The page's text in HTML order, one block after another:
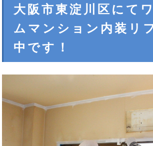
お客様の
施工事例
スタッフ
スタッフブ
大阪市東淀川区にて
ムマンション内装リ
中です！